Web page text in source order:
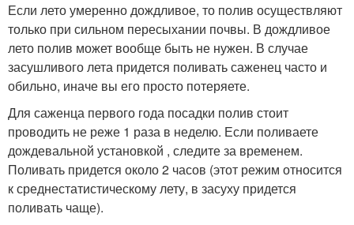
Если лето умеренно дождливое, то полив осуществляют
только при сильном пересыхании почвы. В дождливое
лето полив может вообще быть не нужен. В случае
засушливого лета придется поливать саженец часто и
обильно, иначе вы его просто потеряете.
Для саженца первого года посадки полив стоит
проводить не реже 1 раза в неделю. Если поливаете
дождевальной установкой , следите за временем.
Поливать придется около 2 часов (этот режим относится
к среднестатистическому лету, в засуху придется
поливать чаще).